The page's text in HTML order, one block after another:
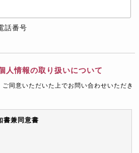
話番号
人情報の取り扱いについて
同意いただいた上でお問い合わせいただき
書兼同意書